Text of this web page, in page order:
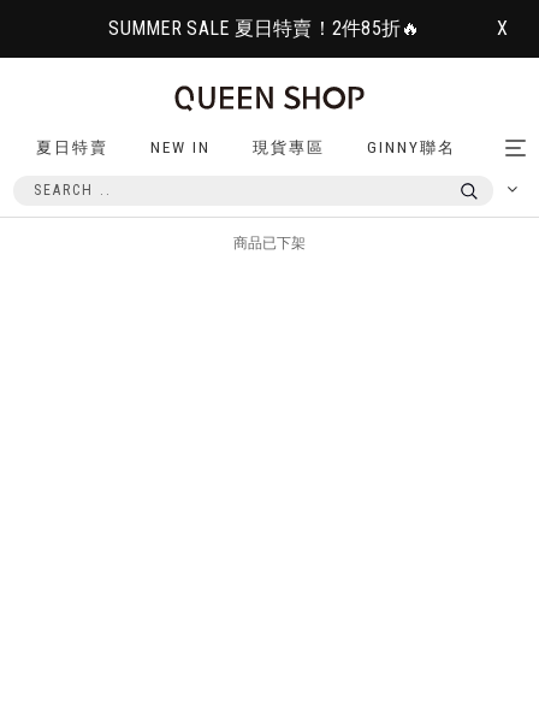
SUMMER SALE 夏日特賣！2件85折🔥 X
夏日特賣 NEW IN 現貨專區 GINNY聯名
商品已下架